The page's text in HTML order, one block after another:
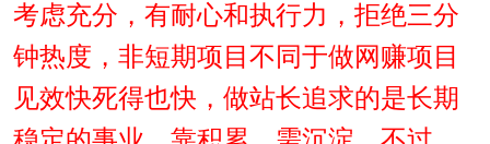
考虑充分，有耐心和执行力，拒绝三分
钟热度，非短期项目不同于做网赚项目
见效快死得也快，做站长追求的是长期